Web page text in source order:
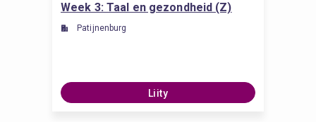
Week 3: Taal en gezondheid (Z)
Patijnenburg
Liity